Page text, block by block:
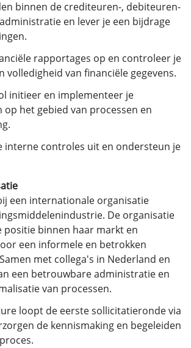
binnen de crediteuren-, debiteuren-
en lever je een bijdrage
rapportages op en controleer je
volledigheid van financiële gegevens.
initieer en implementeer je
het gebied van processen en
interne controles uit en ondersteun je
een internationale organisatie
De organisatie
positie binnen haar markt en
een informele en betrokken
met collega's in Nederland en
een betrouwbare administratie en
van processen.
loopt de eerste sollicitatieronde via
de kennismaking en begeleiden